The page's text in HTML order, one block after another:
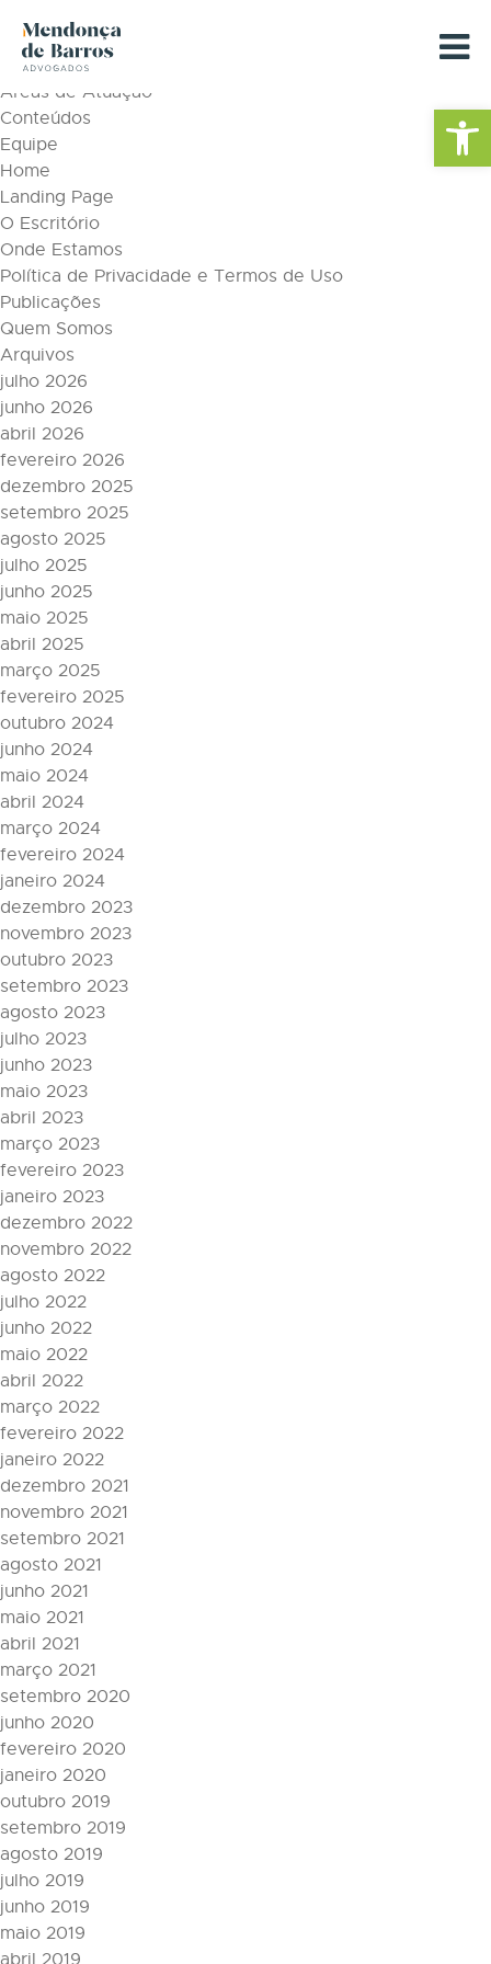
Barra de
Páginas
Áreas de Atuação
Conteúdos
Equipe
Home
Landing Page
O Escritório
Onde Estamos
Política de Privacidade e Termos de Uso
Publicações
Quem Somos
Arquivos
julho 2026
junho 2026
abril 2026
fevereiro 2026
dezembro 2025
setembro 2025
agosto 2025
julho 2025
junho 2025
maio 2025
abril 2025
março 2025
fevereiro 2025
outubro 2024
junho 2024
maio 2024
abril 2024
março 2024
fevereiro 2024
janeiro 2024
dezembro 2023
novembro 2023
outubro 2023
setembro 2023
agosto 2023
julho 2023
junho 2023
maio 2023
abril 2023
março 2023
fevereiro 2023
janeiro 2023
dezembro 2022
novembro 2022
agosto 2022
julho 2022
junho 2022
maio 2022
abril 2022
março 2022
fevereiro 2022
janeiro 2022
dezembro 2021
novembro 2021
setembro 2021
agosto 2021
junho 2021
maio 2021
abril 2021
março 2021
setembro 2020
junho 2020
fevereiro 2020
janeiro 2020
outubro 2019
setembro 2019
agosto 2019
julho 2019
junho 2019
maio 2019
abril 2019